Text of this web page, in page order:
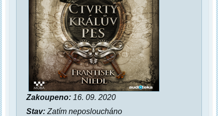
Zakoupeno: 16. 09. 2020
Stav: Zatím neposloucháno